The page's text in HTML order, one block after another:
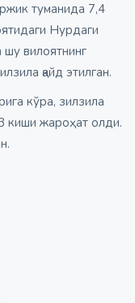
туманида 7,4
Нурдаги
вилоятнинг
қайд этилган.
кўра, зилзила
киши жароҳат олди.